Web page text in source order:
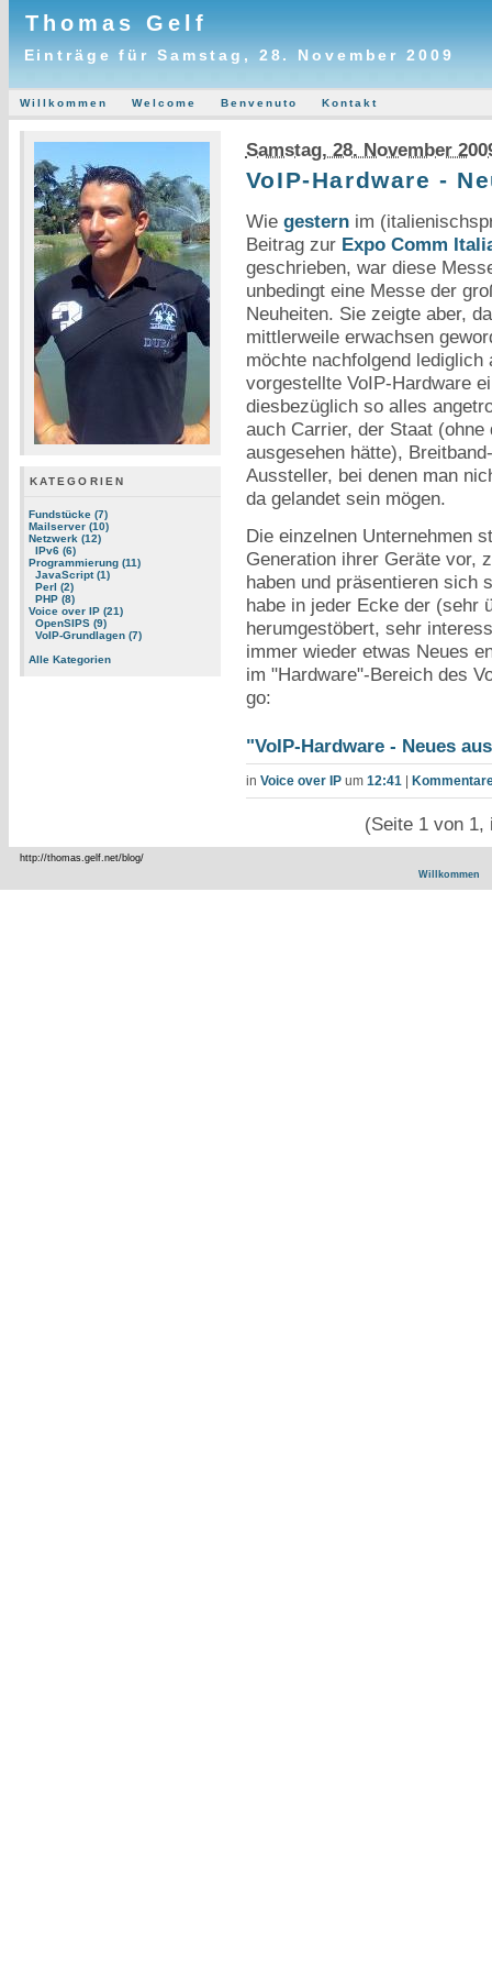
Thomas Gelf
Einträge für Samstag, 28. November 2009
Willkommen Welcome Benvenuto Kontakt
KATEGORIEN
Fundstücke (7)
Mailserver (10)
Netzwerk (12)
IPv6 (6)
Programmierung (11)
JavaScript (1)
Perl (2)
PHP (8)
Voice over IP (21)
OpenSIPS (9)
VoIP-Grundlagen (7)
Alle Kategorien
Samstag, 28. November
VoIP-Hardware -
Wie gesternim
Beitrag zur Expo Comm
geschrieben, war diese
unbedingt eine Messe der
Neuheiten. Sie zeigte aber,
mittlerweile erwachsen
möchte nachfolgend lediglich
vorgestellte VoIP-Hardware
diesbezüglich so alles
auch Carrier, der Staat
ausgesehen hätte),
Aussteller, bei denen man
da gelandet sein mögen.
Die einzelnen Unternehmen
Generation ihrer Geräte vor,
haben und präsentieren sich
habe in jeder Ecke der (sehr
herumgestöbert, sehr
immer wieder etwas Neues
im "Hardware"-Bereich des
go:
"VoIP-Hardware - Neues
in Voice over IPum 12:41|
(Seite 1 von 1,
http://thomas.gelf.net/blog/
Willkommen